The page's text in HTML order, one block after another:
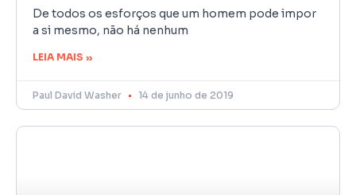
De todos os esforços que um homem pode impor
a si mesmo, não há nenhum
LEIA MAIS »
Paul David Washer 14 de junho de 2019